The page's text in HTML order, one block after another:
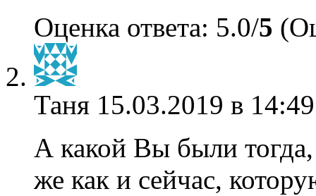
Оценка ответа: 5.0/5
Таня 15.03.2019 в
А какой Вы были
же как и сейчас,